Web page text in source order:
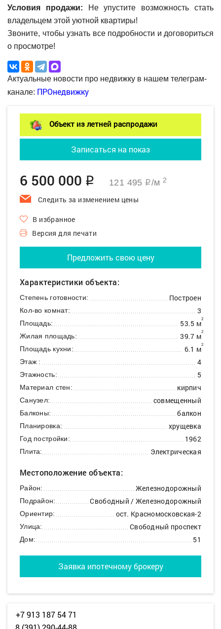
Условия продажи: Не упустите возможность стать
владельцем этой уютной квартиры!
Звоните, чтобы узнать все подробности и договориться
о просмотре!
Актуальные новости про недвижку в нашем телеграм-
канале: ПРОнедвижку
Объект из летней распродажи
Записаться на показ
6 500 000 q 121 495 q/м 2
Следить за изменением цены
В избранное
Версия для печати
Предложить свою цену
Характеристики объекта:
Степень готовности: Построен
Кол-во комнат: 3
Площадь: 53.5 м2
Жилая площадь: 39.7 м2
Площадь кухни: 6.1 м2
Этаж : 4
Этажность: 5
Материал стен: кирпич
Санузел: совмещенный
Балконы: балкон
Планировка: хрущевка
Год постройки: 1962
Плита: Электрическая
Местоположение объекта:
Район: Железнодорожный
Подрайон: Свободный / Железнодорожный
Ориентир: ост. Красномосковская-2
Улица: Свободный проспект
Дом: 51
Заявка ипотечному брокеру
+7 913 187 54 71